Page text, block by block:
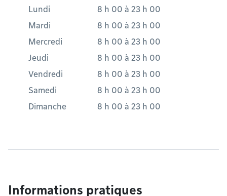
Lundi 8 h 00 à 23 h 00
Mardi
8 h 00 à 23 h 00
Mercredi
8 h 00 à 23 h 00
Jeudi
8 h 00 à 23 h 00
Vendredi
8 h 00 à 23 h 00
Samedi
8 h 00 à 23 h 00
Dimanche
8 h 00 à 23 h 00
Informations pratiques